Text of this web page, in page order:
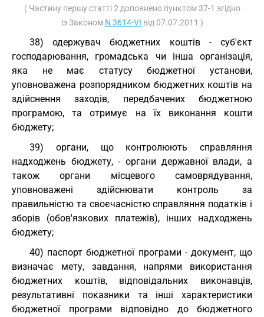
( Частину першу статті 2 доповнено пунктом 37-1 згідно
із Законом N 3614-VI від 07.07.2011 )
38) одержувач бюджетних коштів - суб'єкт
господарювання, громадська чи інша організація,
яка не має статусу бюджетної установи,
уповноважена розпорядником бюджетних коштів на
здійснення заходів, передбачених бюджетною
програмою, та отримує на їх виконання кошти
бюджету;
39) органи, що контролюють справляння
надходжень бюджету, - органи державної влади, а
також органи місцевого самоврядування,
уповноважені здійснювати контроль за
правильністю та своєчасністю справляння податків і
зборів (обов'язкових платежів), інших надходжень
бюджету;
40) паспорт бюджетної програми - документ, що
визначає мету, завдання, напрями використання
бюджетних коштів, відповідальних виконавців,
результативні показники та інші характеристики
бюджетної програми відповідно до бюджетного